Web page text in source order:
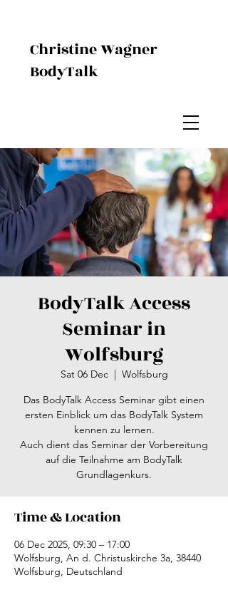
Christine Wagner
BodyTalk
BodyTalk Access
Seminar in
Wolfsburg
Sat 06 Dec
  |
Wolfsburg
Das BodyTalk Access Seminar gibt einen
ersten Einblick um das BodyTalk System
kennen zu lernen.
Auch dient das Seminar der Vorbereitung
auf die Teilnahme am BodyTalk
Grundlagenkurs.
Time & Location
06 Dec 2025, 09:30 – 17:00
Wolfsburg, An d. Christuskirche 3a, 38440
Wolfsburg, Deutschland